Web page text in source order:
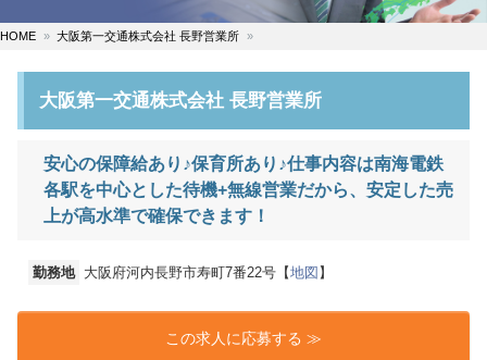
HOME 大阪第一交通株式会社 長野営業所
大阪第一交通株式会社 長野営業所
安心の保障給あり♪保育所あり♪仕事内容は南海電鉄
各駅を中心とした待機+無線営業だから、安定した売
上が高水準で確保できます！
勤務地 大阪府河内長野市寿町7番22号【地図】
この求人に応募する ≫